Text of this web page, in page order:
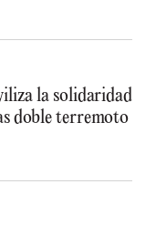
la solidaridad
doble terremoto